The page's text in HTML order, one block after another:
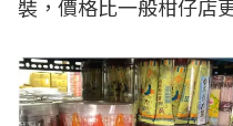
裝，價格比一般柑仔店